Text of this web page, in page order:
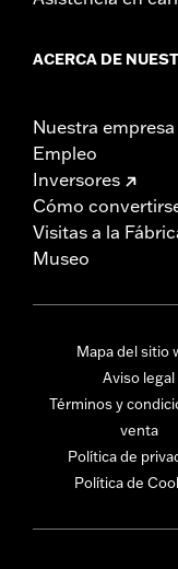
ACERCA DE
Nuestra empresa
Empleo
Inversores
Cómo
Visitas a la
Museo
Mapa del sitio
Aviso legal
Términos y
venta
Política de
Política de